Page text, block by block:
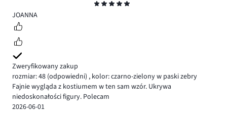
5
JOANNA
Zweryfikowany zakup
rozmiar: 48 (odpowiedni) , kolor: czarno-zielony w paski zebry
Fajnie wygląda z kostiumem w ten sam wzór. Ukrywa
niedoskonałości figury. Polecam
2026-06-01